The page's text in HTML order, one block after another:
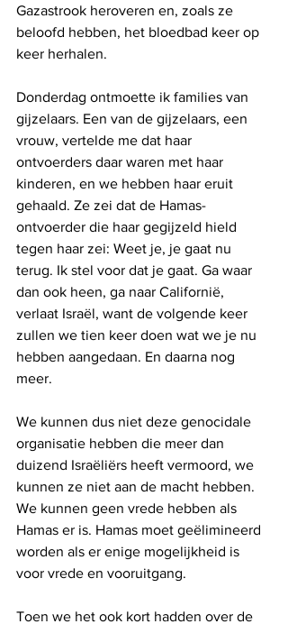
Gazastrook heroveren en, zoals ze
beloofd hebben, het bloedbad keer op
keer herhalen.
Donderdag ontmoette ik families van
gijzelaars. Een van de gijzelaars, een
vrouw, vertelde me dat haar
ontvoerders daar waren met haar
kinderen, en we hebben haar eruit
gehaald. Ze zei dat de Hamas-
ontvoerder die haar gegijzeld hield
tegen haar zei: Weet je, je gaat nu
terug. Ik stel voor dat je gaat. Ga waar
dan ook heen, ga naar Californië,
verlaat Israël, want de volgende keer
zullen we tien keer doen wat we je nu
hebben aangedaan. En daarna nog
meer.
We kunnen dus niet deze genocidale
organisatie hebben die meer dan
duizend Israëliërs heeft vermoord, we
kunnen ze niet aan de macht hebben.
We kunnen geen vrede hebben als
Hamas er is. Hamas moet geëlimineerd
worden als er enige mogelijkheid is
voor vrede en vooruitgang.
Toen we het ook kort hadden over de